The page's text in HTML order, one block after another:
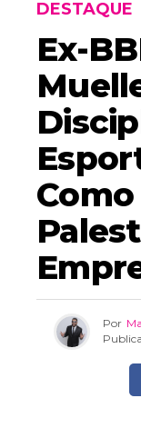
DESTAQUE
Ex-
Por